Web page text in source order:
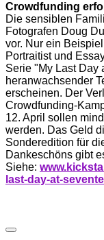
Crowdfunding
Die sensiblen
Fotografen Doug
vor. Nur ein
Portraitist und
Serie "My Last Day
heranwachsender
erscheinen. Der
Crowdfunding-
12. April sollen
werden. Das Geld
Sonderedition für
Dankeschöns gibt
Siehe:
last-day-at-